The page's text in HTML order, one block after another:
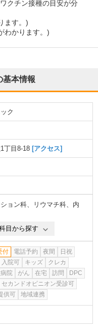
クチン接種の目安が分
ます。)
わかります。)
基本情報
ク
丁目8-18 [アクセス]
ョン科、 リウマチ科、 内
目から探す
付 電話予約 夜間
日祝
入院可 キッズ
クレカ
院 がん 在宅 訪問
DPC
セカンドオピニオン受診可
供可
地域連携